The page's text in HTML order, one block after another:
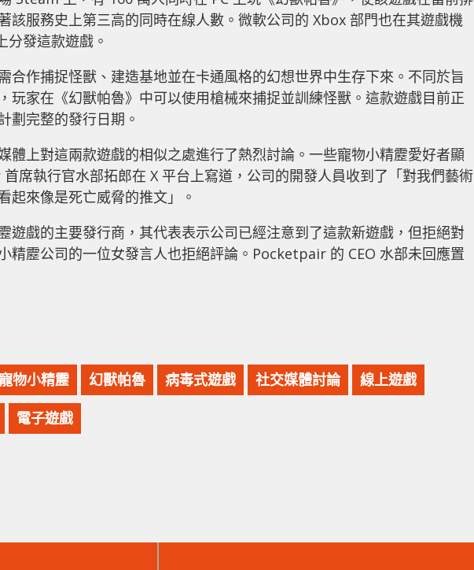
該服務史上第三高的同時在線人數。微軟公司的 Xbox 部門也在其遊戲機
分發這款遊戲。
合作捕捉怪獸、建造基地並在卡通風格的幻想世界中生存下來。不同於旨
玩家在《幻獸帕魯》中可以使用槍械來捕捉並訓練怪獸。這款遊戲目前正
劃完整的發行日期。
體上對這兩款遊戲的相似之處進行了熱烈討論。一些寵物小精靂愛好者顯
席執行官水部拓郎在 X 平台上寫道，公司的開發人員收到了「對我們藝術
起來像是死亡威脅的推文」。
遊戲的主要發行商，其代表表示公司已經注意到了這款新遊戲，但拒絕對
精靂公司的一位女發言人也拒絕評論。Pocketpair 的 CEO 水部未回應置
寵物小精靂 幻獸帕魯 病毒式遊戲 社交媒體討論 線上遊戲
電子遊戲